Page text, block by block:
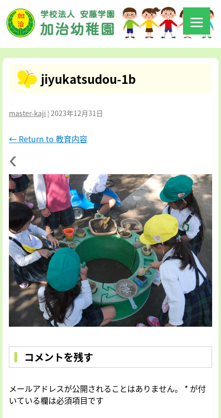
jiyukatsudou-1b
master-kaji |2023年12月31日
← Return to 教育内容
‹
コメントを残す
メールアドレスが公開されることはありません。 * が付
いている欄は必須項目です